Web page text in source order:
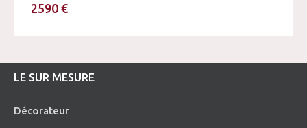
2590 €
LE SUR MESURE
Décorateur